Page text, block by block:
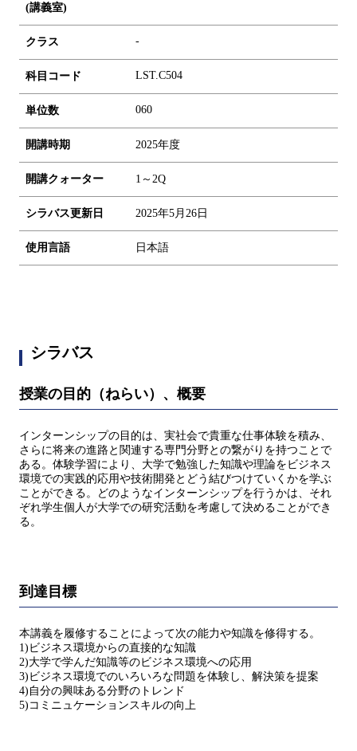
(講義室)
クラス -
科目コード LST.C504
単位数 060
開講時期 2025年度
開講クォーター 1～2Q
シラバス更新日 2025年5月26日
使用言語 日本語
シラバス
授業の目的（ねらい）、概要
インターンシップの目的は、実社会で貴重な仕事体験を積み、
さらに将来の進路と関連する専門分野との繋がりを持つことで
ある。体験学習により、大学で勉強した知識や理論をビジネス
環境での実践的応用や技術開発とどう結びつけていくかを学ぶ
ことができる。どのようなインターンシップを行うかは、それ
ぞれ学生個人が大学での研究活動を考慮して決めることができ
る。
到達目標
本講義を履修することによって次の能力や知識を修得する。
1)ビジネス環境からの直接的な知識
2)大学で学んだ知識等のビジネス環境への応用
3)ビジネス環境でのいろいろな問題を体験し、解決策を提案
4)自分の興味ある分野のトレンド
5)コミニュケーションスキルの向上